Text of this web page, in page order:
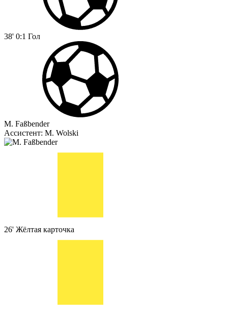
38' 0:1 Гол
M. Faßbender
Ассистент: M. Wolski
26' Жёлтая карточка